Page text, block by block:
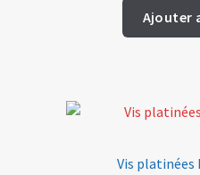
Ajouter
Vis platinées